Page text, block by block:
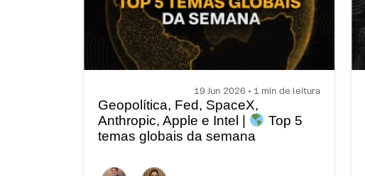
19 Jun 2026 • 1 min de leitura
Geopolítica, Fed, SpaceX,
Anthropic, Apple e Intel |
Top 5
temas globais da semana